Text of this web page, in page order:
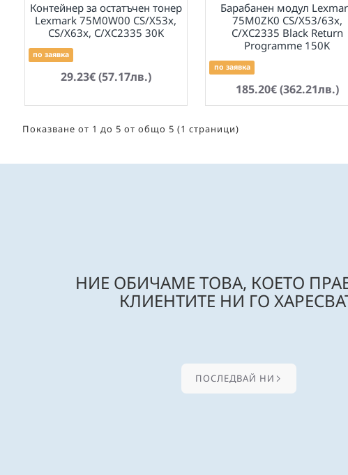
Контейнер за остатъчен тонер
Lexmark 75M0W00 CS/X53x,
CS/X63x, C/XC2335 30K
по заявка
29.23€ (57.17лв.)
Барабанен модул
75M0ZK0 CS/X53/63x,
C/XC2335 Black Return
Programme 150K
по заявка
185.20€ (362.21лв.)
Показване от 1 до 5 от общо 5 (1 страници)
НИЕ ОБИЧАМЕ ТОВА, КОЕТО
КЛИЕНТИТЕ НИ ГО
ПОСЛЕДВАЙ НИ